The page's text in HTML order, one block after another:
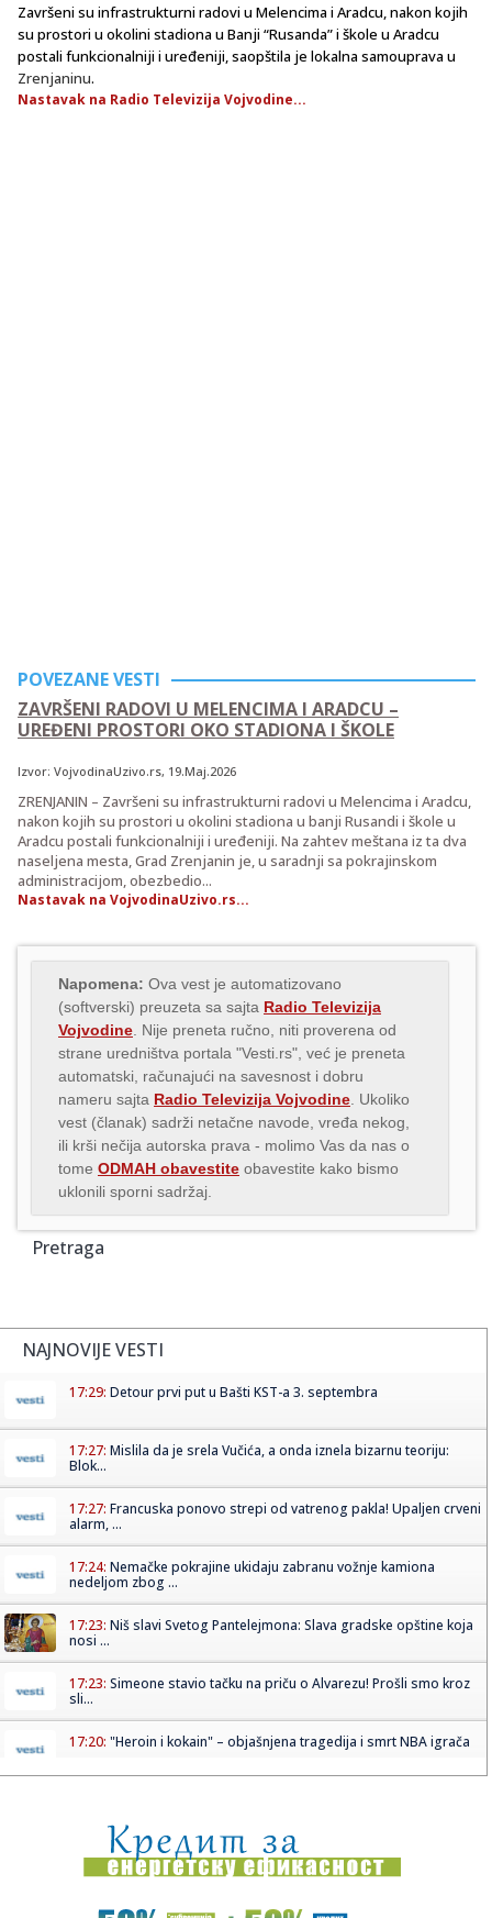
Završeni su infrastrukturni radovi u Melencima i Aradcu, nakon kojih
su prostori u okolini stadiona u Banji “Rusanda” i škole u Aradcu
postali funkcionalniji i uređeniji, saopštila je lokalna samouprava u
Zrenjaninu.
Nastavak na Radio Televizija Vojvodine...
POVEZANE VESTI
ZAVRŠENI RADOVI U MELENCIMA I ARADCU –
UREĐENI PROSTORI OKO STADIONA I ŠKOLE
Izvor: VojvodinaUzivo.rs, 19.Maj.2026
ZRENJANIN – Završeni su infrastrukturni radovi u Melencima i Aradcu,
nakon kojih su prostori u okolini stadiona u banji Rusandi i škole u
Aradcu postali funkcionalniji i uređeniji. Na zahtev meštana iz ta dva
naseljena mesta, Grad Zrenjanin je, u saradnji sa pokrajinskom
administracijom, obezbedio...
Nastavak na VojvodinaUzivo.rs...
Napomena: Ova vest je automatizovano
(softverski) preuzeta sa sajta Radio Televizija
Vojvodine . Nije preneta ručno, niti proverena od
strane uredništva portala "Vesti.rs", već je preneta
automatski, računajući na savesnost i dobru
nameru sajta Radio Televizija Vojvodine . Ukoliko
vest (članak) sadrži netačne navode, vređa nekog,
ili krši nečija autorska prava - molimo Vas da nas o
tome ODMAH obavestite obavestite kako bismo
uklonili sporni sadržaj.
Pretraga
NAJNOVIJE VESTI
17:29: Detour prvi put u Bašti KST-a 3. septembra
17:27: Mislila da je srela Vučića, a onda iznela bizarnu teoriju:
Blok...
17:27: Francuska ponovo strepi od vatrenog pakla! Upaljen crveni
alarm, ...
17:24: Nemačke pokrajine ukidaju zabranu vožnje kamiona
nedeljom zbog ...
17:23: Niš slavi Svetog Pantelejmona: Slava gradske opštine koja
nosi ...
17:23: Simeone stavio tačku na priču o Alvarezu! Prošli smo kroz
sli...
17:20: "Heroin i kokain" – objašnjena tragedija i smrt NBA igrača
17:19:Kumulativna prodaja BMW-a Serije 3 u Kini premašila 2
miliona je...